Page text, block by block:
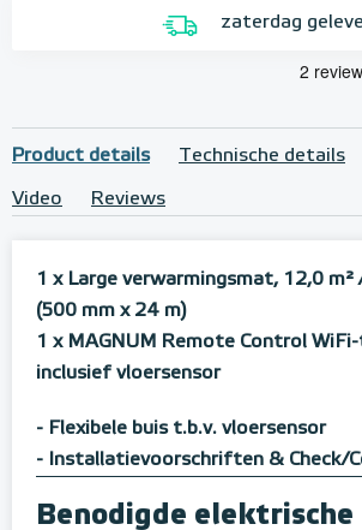
zaterdag
Product details Technische details
Video Reviews
1 x Large verwarmingsmat, 12,0 m²
(500 mm x 24 m)
1 x MAGNUM Remote Control
inclusief vloersensor
- Flexibele buis t.b.v. vloersensor
- Installatievoorschriften & Check/
Benodigde